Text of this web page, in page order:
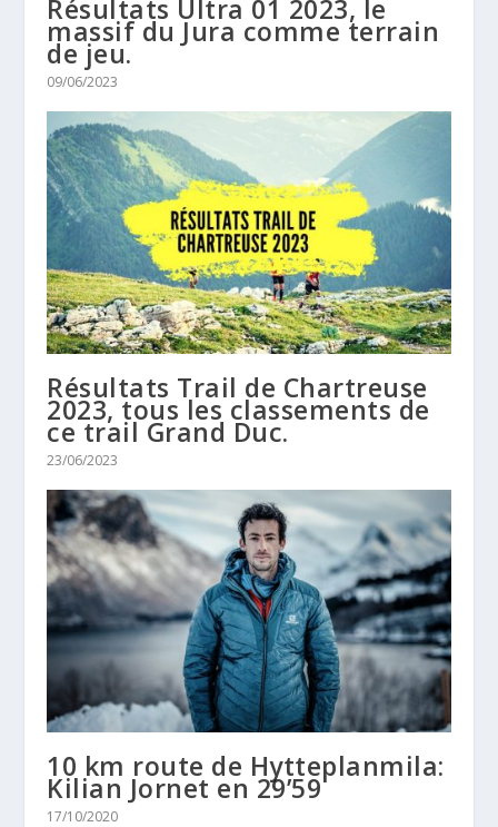
Résultats Ultra 01 2023, le
massif du Jura comme terrain
de jeu.
09/06/2023
Résultats Trail de Chartreuse
2023, tous les classements de
ce trail Grand Duc.
23/06/2023
10 km route de Hytteplanmila:
Kilian Jornet en 29’59
17/10/2020